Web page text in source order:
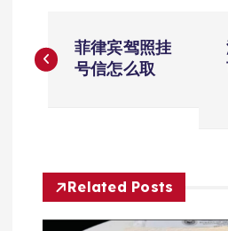
章
航
菲律宾驾照挂
号信怎么取
Related Posts